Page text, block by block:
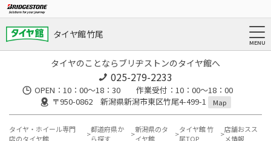
タイヤ館 竹尾
タイヤのことならブリヂストンのタイヤ館へ
025-279-2233
OPEN：10：00～18：30 作業受付：10：00～18：00
〒950-0862 新潟県新潟市東区竹尾4-499-1
Map
タイヤ・ホイール専門
店のタイヤ館
都道府県か
ら探す
新潟県のタ
イヤ館
タイヤ館 竹
尾TOP
店舗おスス
メ情報